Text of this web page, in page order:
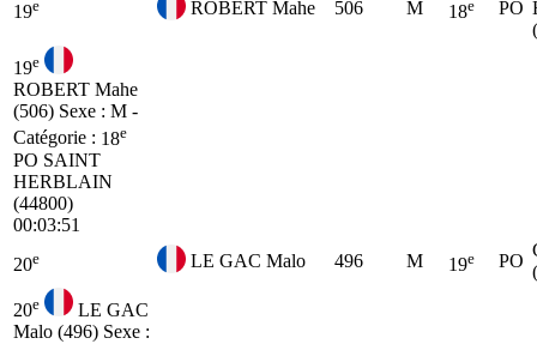
19e ROBERT Mahe 506 M 18e PO
19e
ROBERT Mahe
(506) Sexe : M -
Catégorie : 18e
PO SAINT
HERBLAIN
(44800)
00:03:51
20e LE GAC Malo 496 M 19e PO
20e
LE GAC
Malo (496) Sexe :